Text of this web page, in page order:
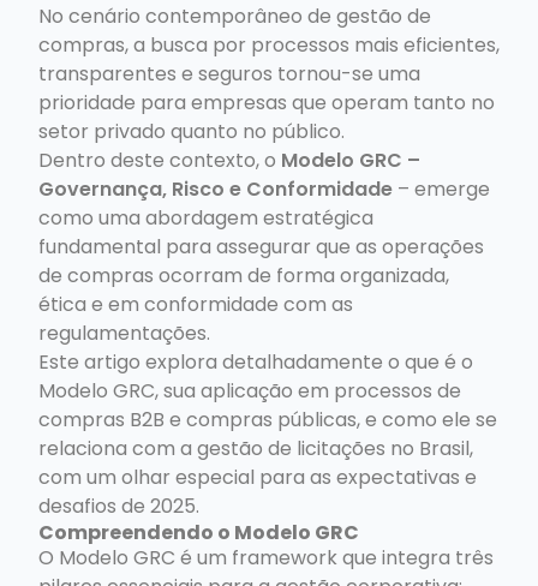
No cenário contemporâneo de gestão de
compras, a busca por processos mais eficientes,
transparentes e seguros tornou-se uma
prioridade para empresas que operam tanto no
setor privado quanto no público.
Dentro deste contexto, o Modelo GRC –
Governança, Risco e Conformidade – emerge
como uma abordagem estratégica
fundamental para assegurar que as operações
de compras ocorram de forma organizada,
ética e em conformidade com as
regulamentações.
Este artigo explora detalhadamente o que é o
Modelo GRC, sua aplicação em processos de
compras B2B e compras públicas, e como ele se
relaciona com a gestão de licitações no Brasil,
com um olhar especial para as expectativas e
desafios de 2025.
Compreendendo o Modelo GRC
O Modelo GRC é um framework que integra três